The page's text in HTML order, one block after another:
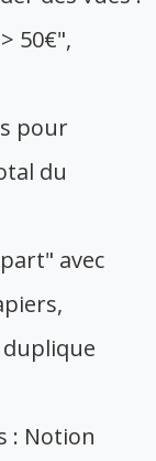
50€",
pour
du
avec
: Notion